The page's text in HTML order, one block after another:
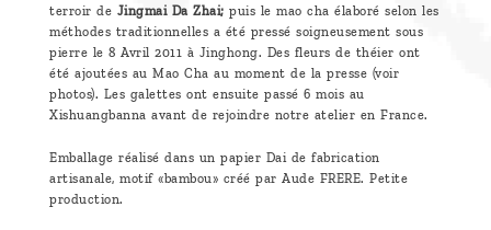
terroir de Jingmai Da Zhai; puis le mao cha élaboré selon les
méthodes traditionnelles a été pressé soigneusement sous
pierre le 8 Avril 2011 à Jinghong. Des fleurs de théier ont
été ajoutées au Mao Cha au moment de la presse (voir
photos). Les galettes ont ensuite passé 6 mois au
Xishuangbanna avant de rejoindre notre atelier en France.
Emballage réalisé dans un papier Dai de fabrication
artisanale, motif «bambou» créé par Aude FRERE. Petite
production.